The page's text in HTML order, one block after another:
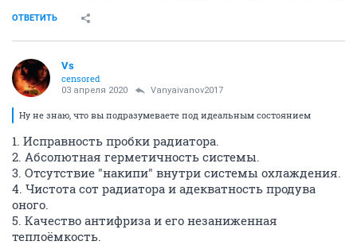
ОТВЕТИТЬ
Vs
censored
03 апреля 2020 Vanyaivanov2017
Ну не знаю, что вы подразумеваете под идеальным состоянием
1. Исправность пробки радиатора.
2. Абсолютная герметичность системы.
3. Отсутствие "накипи" внутри системы охлаждения.
4. Чистота сот радиатора и адекватность продува
оного.
5. Качество антифриза и его незаниженная
теплоёмкость.